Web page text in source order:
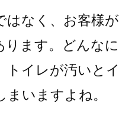
はなく、お客様が
ります。どんなに
トイレが汚いとイ
いますよね。